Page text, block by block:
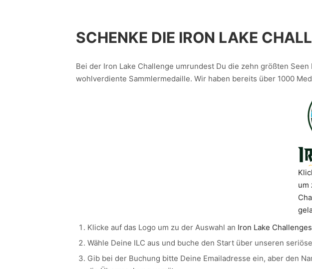
SCHENKE DIE IRON LAKE
Bei der Iron Lake Challenge umrundest Du die zehn größten
wohlverdiente Sammlermedaille. Wir haben bereits über 1000
um
Klicke auf das Logo um zu der Auswahl an Iron Lake Challenges
Wähle Deine ILC aus und buche den Start über unseren
Gib bei der Buchung bitte Deine Emailadresse ein, aber den